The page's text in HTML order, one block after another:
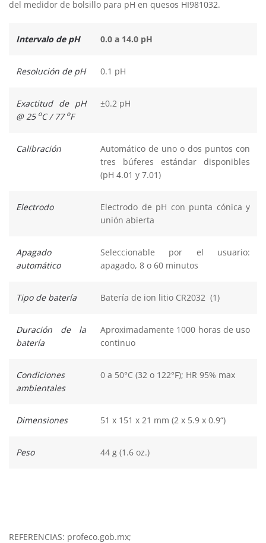
del medidor de bolsillo para pH en quesos HI981032.
Intervalo de pH 0.0 a 14.0 pH
Resolución de pH 0.1 pH
Exactitud de pH
@ 25 oC / 77 oF
±0.2 pH
Calibración
Automático de uno o dos puntos con
tres búferes estándar disponibles
(pH 4.01 y 7.01)
Electrodo
Electrodo de pH con punta cónica y
unión abierta
Apagado
automático
Seleccionable por el usuario:
apagado, 8 o 60 minutos
Tipo de batería Batería de ion litio CR2032 (1)
Duración de la
batería
Aproximadamente 1000 horas de uso
continuo
Condiciones
ambientales
0 a 50°C (32 o 122°F); HR 95% max
Dimensiones 51 x 151 x 21 mm (2 x 5.9 x 0.9“)
Peso 44 g (1.6 oz.)
REFERENCIAS: profeco.gob.mx;